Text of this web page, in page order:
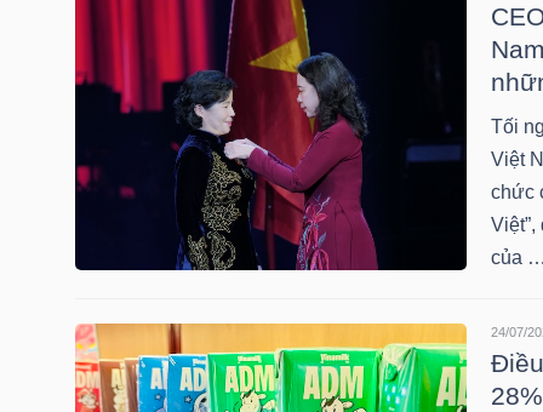
Tối
Việt
chức
của
24/07/
DOANH
PHÁI
SINH